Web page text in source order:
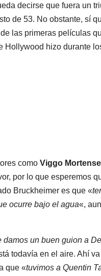
decirse que fuera un
de 53. No obstante, sí
las primeras películas
Hollywood hizo durante
como Viggo
por lo que esperemos
Bruckheimer es que «
ocurre bajo el agua«,
damos un buen guion a
todavía en el aire. Ahí
que «tuvimos a Quentin